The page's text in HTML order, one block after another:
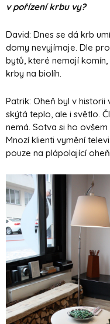
v pořízení krbu vy?
David: Dnes se dá krb
domy nevyjímaje. Dle
bytů, které nemají
krby na biolíh.
Patrik: Oheň byl v historii
skýtá teplo, ale i světlo.
nemá. Sotva si ho
Mnozí klienti vymění
pouze na plápolající